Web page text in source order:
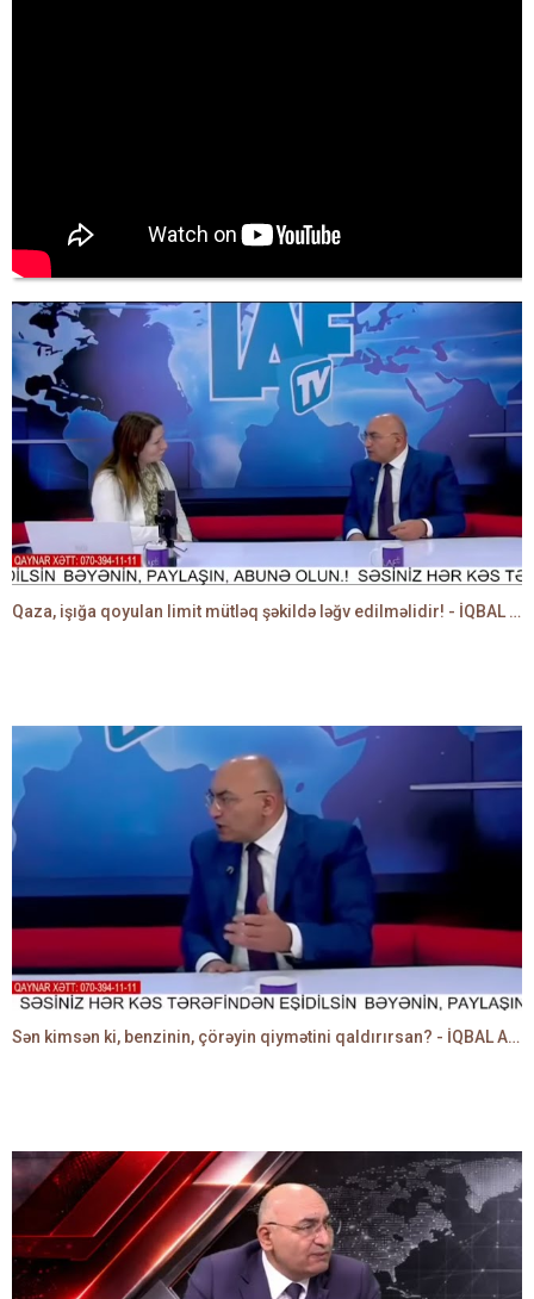
Qaza, işığa qoyulan limit mütləq şəkildə ləğv edilməlidir! - İQBAL AĞAZADƏ
Sən kimsən ki, benzinin, çörəyin qiymətini qaldırırsan? - İQBAL AĞAZADƏ